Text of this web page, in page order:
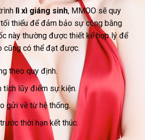
lì xì giáng sinh, MMOO sẽ quy
thiểu để đảm bảo sự công bằng
này thường được thiết kế hợp lý để
cũng có thể đạt được.
theo quy định.
tích lũy điểm sự kiện.
gửi về từ hệ thống.
thời hạn kết thúc.